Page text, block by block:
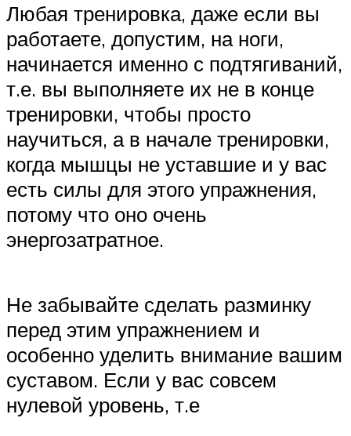
Любая тренировка, даже если вы
работаете, допустим, на ноги,
начинается именно с подтягиваний,
т.е. вы выполняете их не в конце
тренировки, чтобы просто
научиться, а в начале тренировки,
когда мышцы не уставшие и у вас
есть силы для этого упражнения,
потому что оно очень
энергозатратное.
Не забывайте сделать разминку
перед этим упражнением и
особенно уделить внимание вашим
суставом. Если у вас совсем
нулевой уровень, т.е